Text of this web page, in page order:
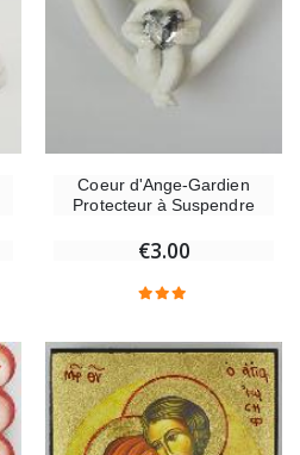
Coeur d'Ange-Gardien
Protecteur à Suspendre
€3.00